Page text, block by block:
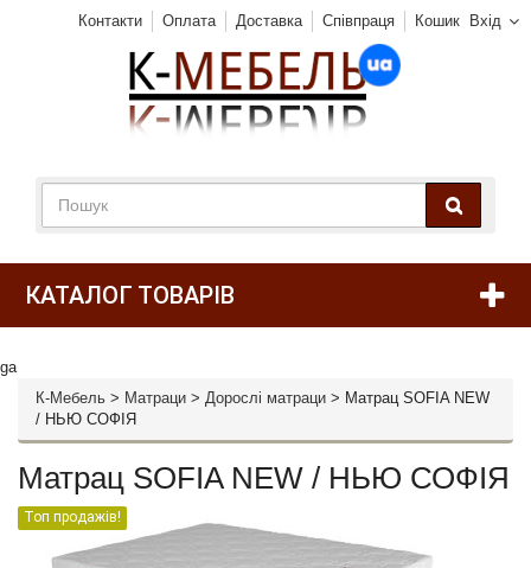
Вхід
Контакти Оплата Доставка Співпраця Кошик
КАТАЛОГ ТОВАРІВ
ga
К-Мебель > Матраци > Дорослі матраци > Матрац SOFIA NEW
/ НЬЮ СОФІЯ
Матрац SOFIA NEW / НЬЮ СОФІЯ
Топ продажів!